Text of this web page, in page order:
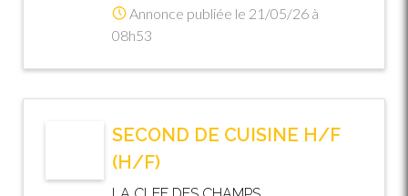
Annonce publiée le 21/05/26 à
08h53
SECOND DE CUISINE H/F
(H/F)